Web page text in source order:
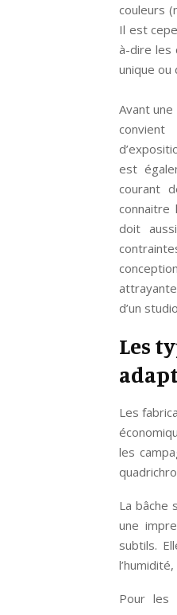
couleurs
Il est
à-dire les
unique
Avant
est
courant
connaitre
doit
d’un
Les
Les
les
La bâche
une
subtils.
Pour les